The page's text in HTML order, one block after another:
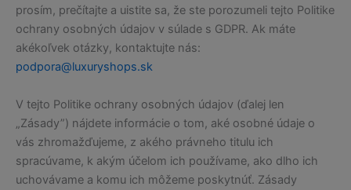
prosím, prečítajte a uistite sa, že ste porozumeli tejto Politike
ochrany osobných údajov v súlade s GDPR. Ak máte
akékoľvek otázky, kontaktujte nás:
podpora@luxuryshops.sk
V tejto Politike ochrany osobných údajov (ďalej len
„Zásady”) nájdete informácie o tom, aké osobné údaje o
vás zhromažďujeme, z akého právneho titulu ich
spracúvame, k akým účelom ich používame, ako dlho ich
uchovávame a komu ich môžeme poskytnúť. Zásady